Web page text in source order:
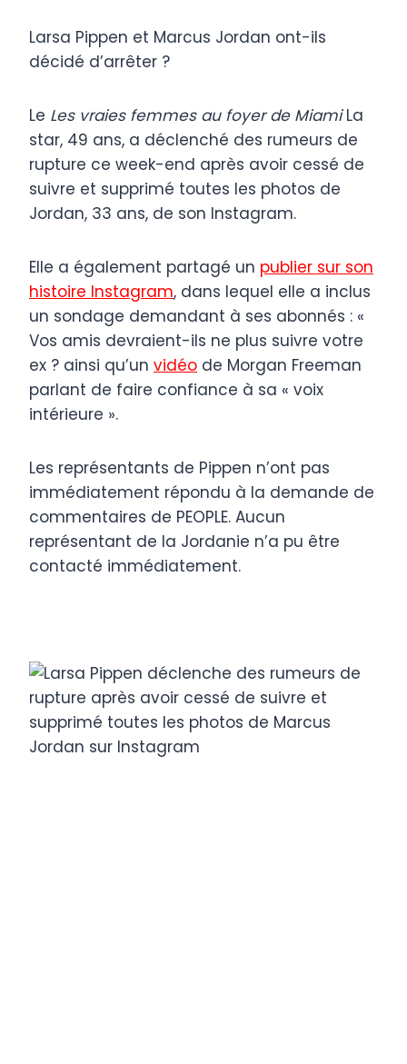
Larsa Pippen et Marcus Jordan ont-ils
décidé d’arrêter ?
Le Les vraies femmes au foyer de MiamiLa
star, 49 ans, a déclenché des rumeurs de
rupture ce week-end après avoir cessé de
suivre et supprimé toutes les photos de
Jordan, 33 ans, de son Instagram.
Elle a également partagé un publier sur son
histoire Instagram, dans lequel elle a inclus
un sondage demandant à ses abonnés : «
Vos amis devraient-ils ne plus suivre votre
ex ? ainsi qu’un vidéo de Morgan Freeman
parlant de faire confiance à sa « voix
intérieure ».
Les représentants de Pippen n’ont pas
immédiatement répondu à la demande de
commentaires de PEOPLE. Aucun
représentant de la Jordanie n’a pu être
contacté immédiatement.